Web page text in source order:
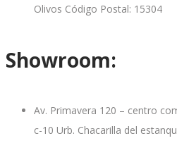
Olivos Código Postal: 15304
Showroom:
Av. Primavera 120 – centro
c-10 Urb. Chacarilla del